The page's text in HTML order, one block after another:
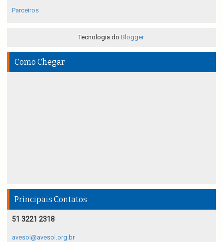
Parceiros
Tecnologia do Blogger.
Como Chegar
Principais Contatos
51 3221 2318
avesol@avesol.org.br